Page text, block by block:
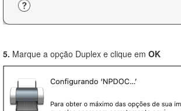
5. Marque a opção Duplex e clique em OK